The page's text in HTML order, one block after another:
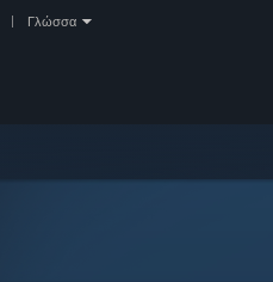
Γλώσσα